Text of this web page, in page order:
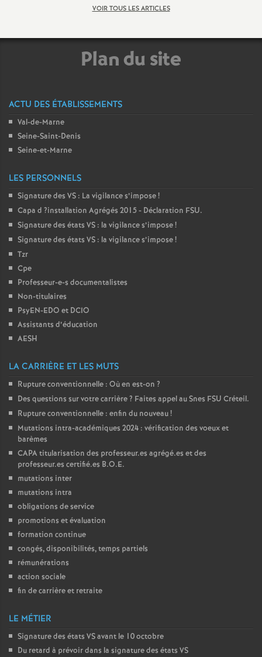
m
d
e
n
d
d
e
l
VOIR TOUS LES ARTICLES
Plan du site
ACTU DES ÉTABLISSEMENTS
Val-de-Marne
Seine-Saint-Denis
Seine-et-Marne
LES PERSONNELS
Signature des VS : La vigilance s’impose!
Capa d ?installation Agrégés 2015 - Déclaration FSU.
Signature des états VS : la vigilance s’impose!
Signature des états VS : la vigilance s’impose!
Tzr
Cpe
Professeur-e-s documentalistes
Non-titulaires
PsyEN-EDO et DCIO
Assistants d’éducation
AESH
LA CARRIÈRE ET LES MUTS
Rupture conventionnelle : Où en est-on ?
Des questions sur votre carrière? Faites appel au Snes FSU Créteil.
Rupture conventionnelle : enfin du nouveau!
Mutations intra-académiques 2024 : vérification des voeux et
barèmes
CAPAtitularisation des professeur.es agrégé.es et des
professeur.es certifié.es B.O.E.
mutations inter
mutations intra
obligations de service
promotions et évaluation
formation continue
congés, disponibilités, temps partiels
rémunérations
action sociale
fin de carrière et retraite
LE MÉTIER
Signature des états VSavant le 10 octobre
Du retard à prévoir dans la signature des états VS